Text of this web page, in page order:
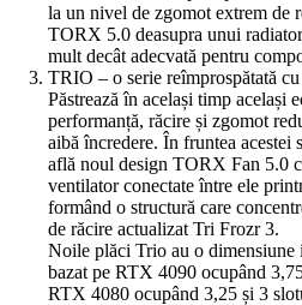
la un nivel de zgomot extrem de
TORX 5.0 deasupra unui
mult decât adecvată pentru
TRIO – o serie reîmprospătată
Păstrează în același timp același
performanță, răcire și zgomot
aibă încredere. În fruntea acestei
află noul design TORX Fan 5.0
ventilator conectate între ele
formând o structură care
de răcire actualizat Tri Frozr 3.
Noile plăci Trio au o dimensiune
bazat pe RTX 4090 ocupând
RTX 4080 ocupând 3,25 și 3